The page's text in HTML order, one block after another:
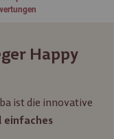
Happy
ist die innovative
einfaches